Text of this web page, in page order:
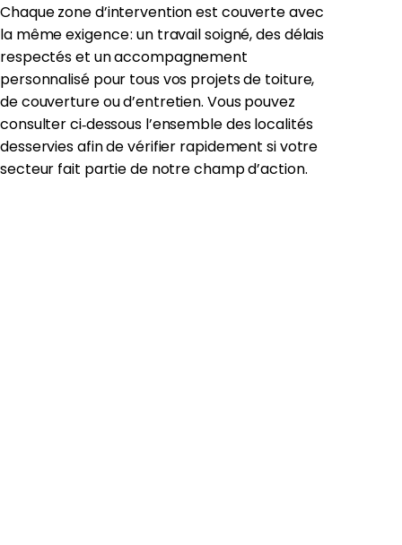
Chaque zone d’intervention est couverte avec
la même exigence : un travail soigné, des délais
respectés et un accompagnement
personnalisé pour tous vos projets de toiture,
de couverture ou d’entretien. Vous pouvez
consulter ci‑dessous l’ensemble des localités
desservies afin de vérifier rapidement si votre
secteur fait partie de notre champ d’action.